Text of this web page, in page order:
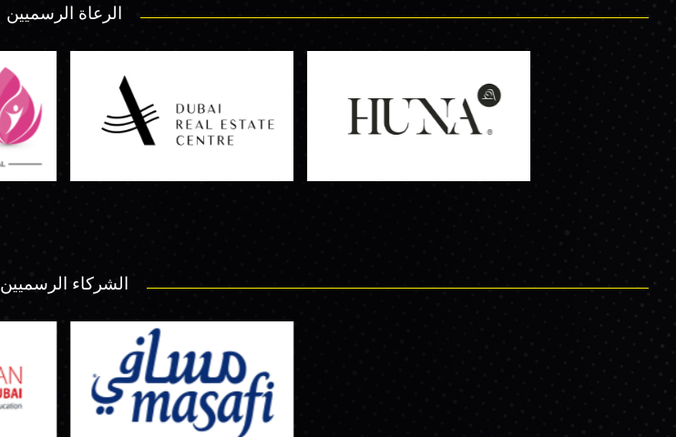
الرعاة الرسميين
الشركاء الرسميين